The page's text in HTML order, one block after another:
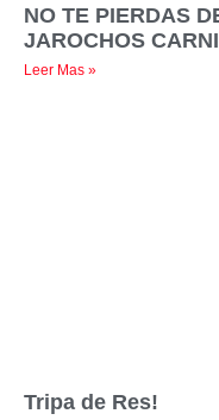
NO TE PIERDAS
JAROCHOS
Leer Mas »
Tripa de Res!